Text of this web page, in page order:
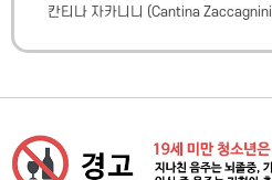
칸티나 자카니니 (Cantina Zaccagnini